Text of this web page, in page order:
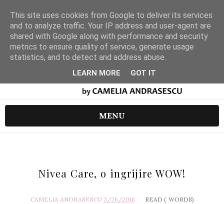
MENU
Nivea Care, o ingrijire WOW!
CAMELIA ANDRASESCU 3/26/2016 READ ( WORDS)
This site uses cookies from Google to deliver its services
and to analyze traffic. Your IP address and user-agent are
shared with Google along with performance and security
metrics to ensure quality of service, generate usage
statistics, and to detect and address abuse.
LEARN MORE GOT IT